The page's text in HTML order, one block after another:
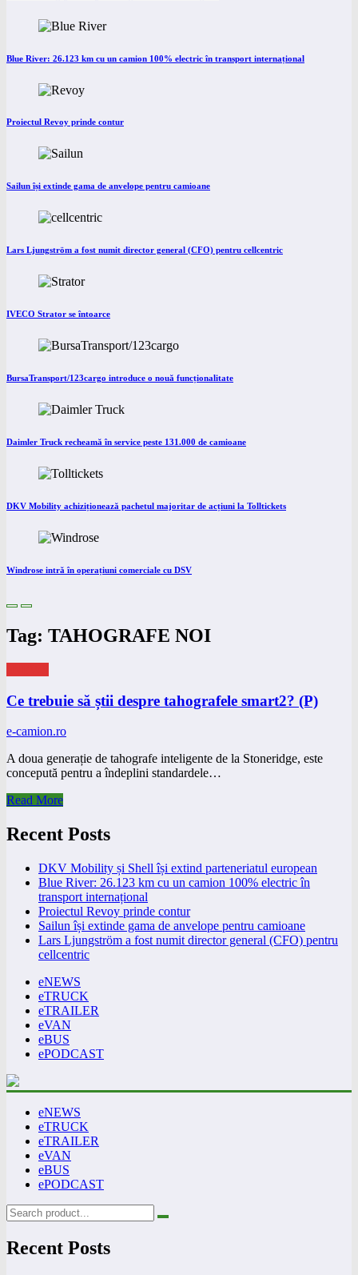
Blue River: 26.123 km cu un camion 100% electric în transport internațional
Proiectul Revoy prinde contur
Sailun își extinde gama de anvelope pentru camioane
Lars Ljungström a fost numit director general (CFO) pentru cellcentric
IVECO Strator se întoarce
BursaTransport/123cargo introduce o nouă funcționalitate
Daimler Truck recheamă în service peste 131.000 de camioane
DKV Mobility achiziționează pachetul majoritar de acțiuni la Tolltickets
Windrose intră în operațiuni comerciale cu DSV
Tag: TAHOGRAFE NOI
Ce trebuie să știi despre tahografele smart2? (P)
e-camion.ro
A doua generație de tahografe inteligente de la Stoneridge, este
concepută pentru a îndeplini standardele…
Read More
Recent Posts
DKV Mobility și Shell își extind parteneriatul european
Blue River: 26.123 km cu un camion 100% electric în
transport internațional
Proiectul Revoy prinde contur
Sailun își extinde gama de anvelope pentru camioane
Lars Ljungström a fost numit director general (CFO) pentru
cellcentric
eNEWS
eTRUCK
eTRAILER
eVAN
eBUS
ePODCAST
eNEWS
eTRUCK
eTRAILER
eVAN
eBUS
ePODCAST
Recent Posts